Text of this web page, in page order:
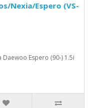
Nexia/Espero (VS-
Espero (90-) 1.5i